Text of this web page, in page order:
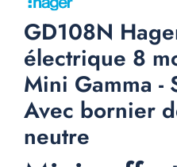
GD108N
électrique 8
Mini Gamma -
Avec bornier
neutre